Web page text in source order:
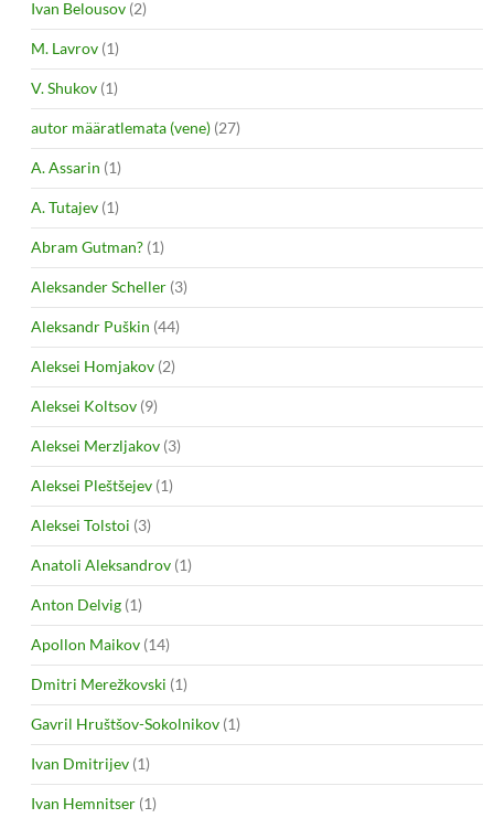
Ivan Belousov (2)
M. Lavrov (1)
V. Shukov (1)
autor määratlemata (vene) (27)
A. Assarin (1)
A. Tutajev (1)
Abram Gutman? (1)
Aleksander Scheller (3)
Aleksandr Puškin (44)
Aleksei Homjakov (2)
Aleksei Koltsov (9)
Aleksei Merzljakov (3)
Aleksei Pleštšejev (1)
Aleksei Tolstoi (3)
Anatoli Aleksandrov (1)
Anton Delvig (1)
Apollon Maikov (14)
Dmitri Merežkovski (1)
Gavril Hruštšov-Sokolnikov (1)
Ivan Dmitrijev (1)
Ivan Hemnitser (1)